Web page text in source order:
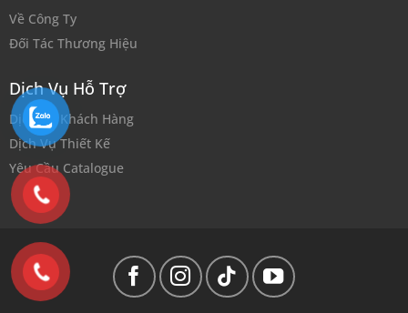
Về Công Ty
Đối Tác Thương Hiệu
Dịch Vụ Hỗ Trợ
Dịch Vụ Khách Hàng
Dịch Vụ Thiết Kế
Yêu Cầu Catalogue